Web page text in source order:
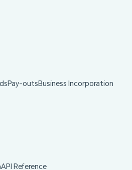
Pay-outsBusiness Incorporation
API Reference